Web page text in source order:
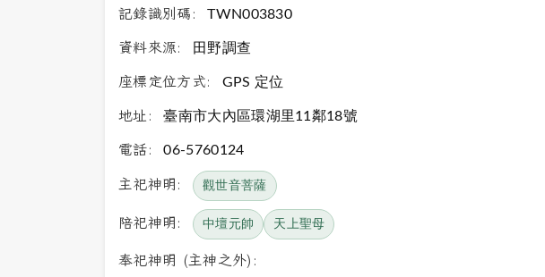
記錄識別碼: TWN003830
資料來源: 田野調查
座標定位方式: GPS 定位
地址: 臺南市大內區環湖里11鄰18號
電話: 06-5760124
主祀神明: 觀世音菩薩
陪祀神明: 中壇元帥 天上聖母
奉祀神明 (主神之外):